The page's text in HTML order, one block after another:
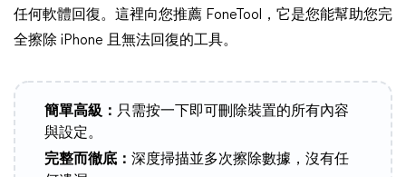
任何軟體回復。這裡向您推薦 FoneTool，它是您能幫助您完
全擦除 iPhone 且無法回復的工具。
簡單高級： 只需按一下即可刪除裝置的所有內容
與設定。
完整而徹底： 深度掃描並多次擦除數據，沒有任